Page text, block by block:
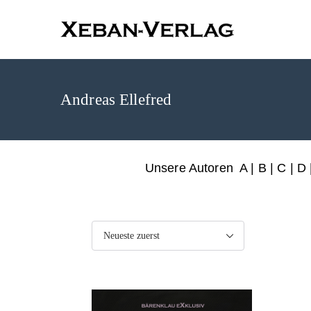
Andreas Ellefred
Unsere AutorenA| B C D